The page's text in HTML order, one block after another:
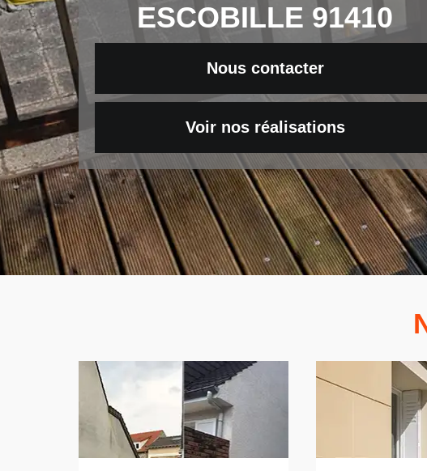
ESCOBILLE 91410
Nous contacter
Voir nos réalisations